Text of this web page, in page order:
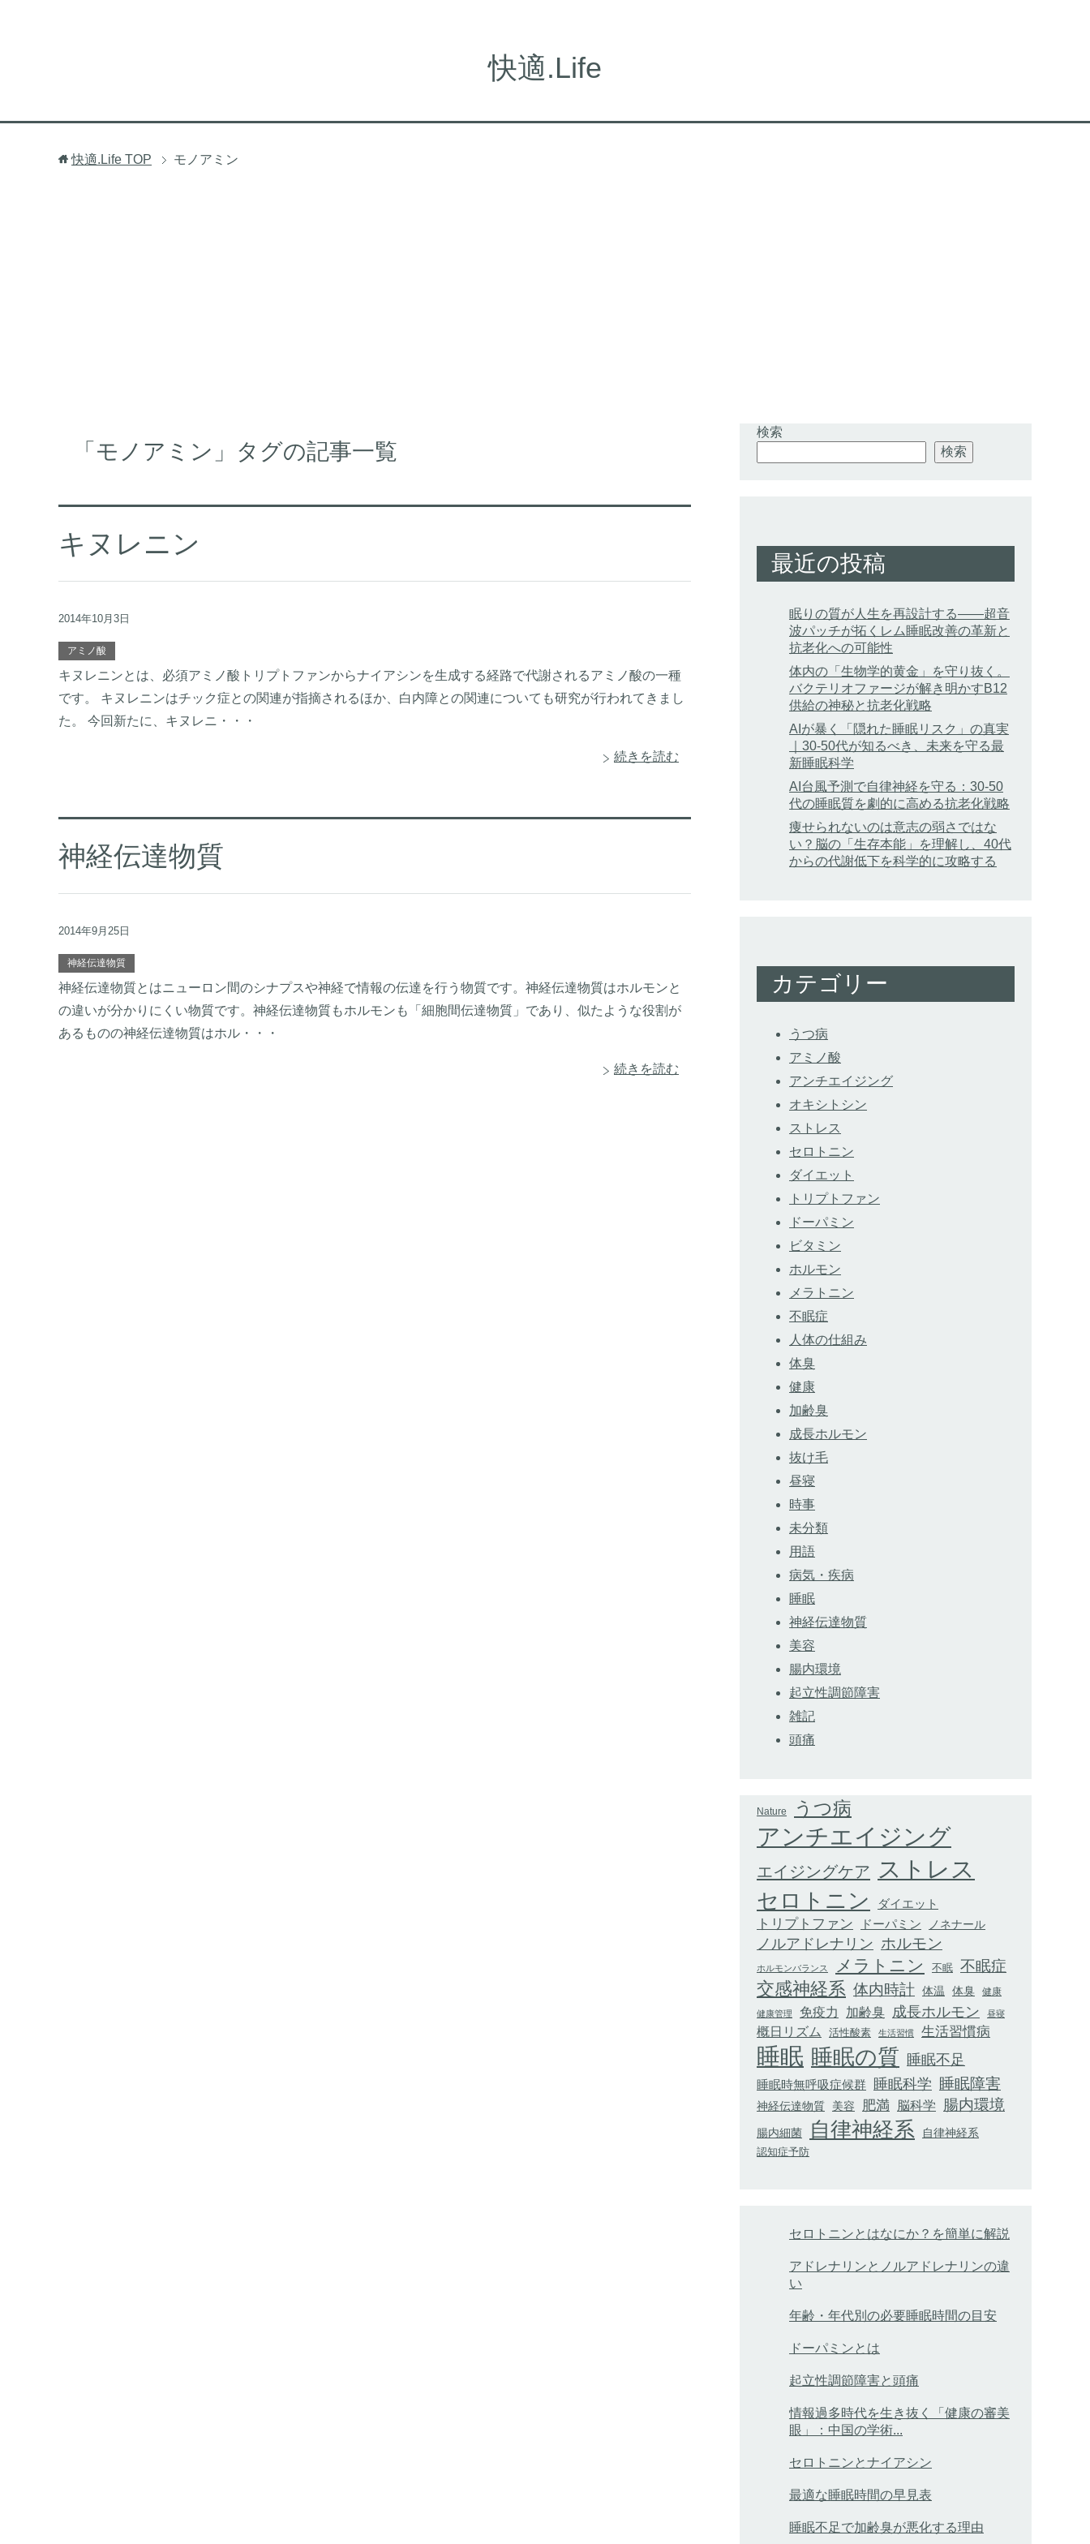
快適.Life
快適.Life TOP モノアミン
「モノアミン」タグの記事一覧
キヌレニン
2014年10月3日
アミノ酸
キヌレニンとは、必須アミノ酸トリプトファンからナイアシンを生成する経路で代謝されるアミノ酸の一種
です。 キヌレニンはチック症との関連が指摘されるほか、白内障との関連についても研究が行われてきまし
た。 今回新たに、キヌレニ・・・
続きを読む
神経伝達物質
2014年9月25日
神経伝達物質
神経伝達物質とはニューロン間のシナプスや神経で情報の伝達を行う物質です。神経伝達物質はホルモンと
の違いが分かりにくい物質です。神経伝達物質もホルモンも「細胞間伝達物質」であり、似たような役割が
あるものの神経伝達物質はホル・・・
続きを読む
検索
検索
最近の投稿
眠りの質が人生を再設計する——超音
波パッチが拓くレム睡眠改善の革新と
抗老化への可能性
体内の「生物学的黄金」を守り抜く。
バクテリオファージが解き明かすB12
供給の神秘と抗老化戦略
AIが暴く「隠れた睡眠リスク」の真実
｜30-50代が知るべき、未来を守る最
新睡眠科学
AI台風予測で自律神経を守る：30-50
代の睡眠質を劇的に高める抗老化戦略
痩せられないのは意志の弱さではな
い？脳の「生存本能」を理解し、40代
からの代謝低下を科学的に攻略する
カテゴリー
うつ病
アミノ酸
アンチエイジング
オキシトシン
ストレス
セロトニン
ダイエット
トリプトファン
ドーパミン
ビタミン
ホルモン
メラトニン
不眠症
人体の仕組み
体臭
健康
加齢臭
成長ホルモン
抜け毛
昼寝
時事
未分類
用語
病気・疾病
睡眠
神経伝達物質
美容
腸内環境
起立性調節障害
雑記
頭痛
Nature うつ病
アンチエイジング
エイジングケア ストレス
セロトニン ダイエット
トリプトファン ドーパミン ノネナール
ノルアドレナリン ホルモン
ホルモンバランス メラトニン 不眠 不眠症
交感神経系 体内時計 体温 体臭 健康
健康管理 免疫力 加齢臭 成長ホルモン 昼寝
概日リズム 活性酸素 生活習慣 生活習慣病
睡眠 睡眠の質 睡眠不足
睡眠時無呼吸症候群 睡眠科学 睡眠障害
神経伝達物質 美容 肥満 脳科学 腸内環境
腸内細菌 自律神経系
自律神経系
認知症予防
セロトニンとはなにか？を簡単に解説
アドレナリンとノルアドレナリンの違
い
年齢・年代別の必要睡眠時間の目安
ドーパミンとは
起立性調節障害と頭痛
情報過多時代を生き抜く「健康の審美
眼」：中国の学術...
セロトニンとナイアシン
最適な睡眠時間の早見表
睡眠不足で加齢臭が悪化する理由